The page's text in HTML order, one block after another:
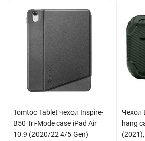
Материал:пластик, термополиуретан
Tomtoc Tablet чехол Inspire-
B50 Tri-Mode case iPad Air
10.9 (2020/22 4/5 Gen)
Чехол
hang